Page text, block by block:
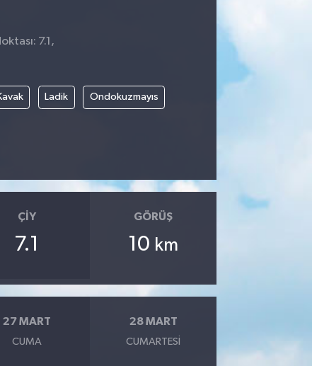
7.1,
Ladik Ondokuzmayıs
ÇIY
7.1
GÖRÜŞ
10 km
27 MART
CUMA
28 MART
CUMARTESI